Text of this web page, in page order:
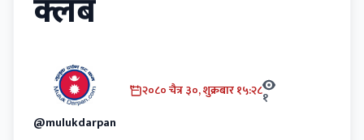
क्लब
@mulukdarpan
२०८० चैत्र ३०, शुक्रबार १५:२८१